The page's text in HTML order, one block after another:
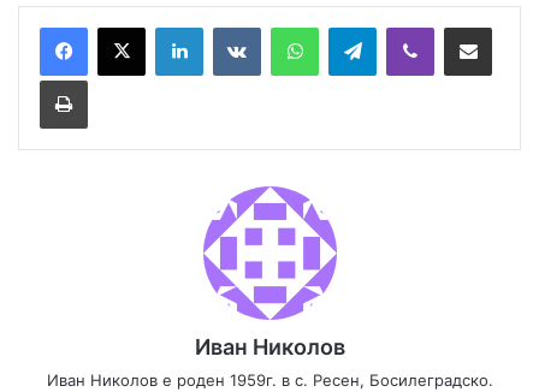
LinkedInVKontakteWhatsAppTelegramViber Сподели през
Принтирай
Иван Николов
Иван Николов е роден 1959г. в с. Ресен, Босилеградско.